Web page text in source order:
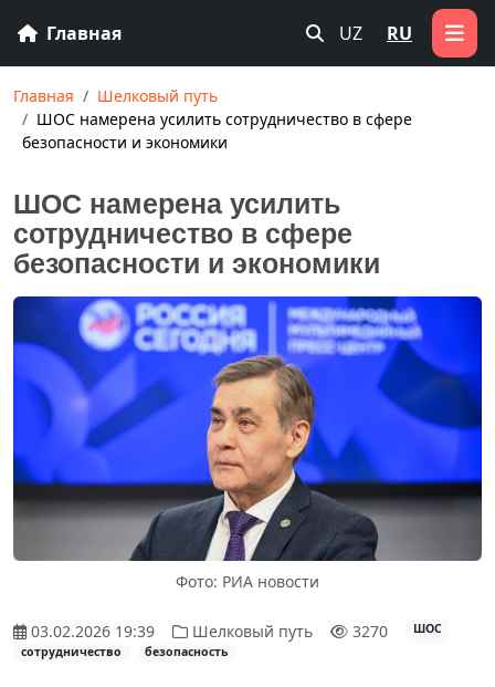
Главная UZ RU
Главная
Шелковый путь
ШОС намерена усилить сотрудничество в сфере
безопасности и экономики
ШОС намерена усилить
сотрудничество в сфере
безопасности и экономики
Фото: РИА новости
03.02.2026 19:39 Шелковый путь 3270
ШОС
сотрудничество
безопасность